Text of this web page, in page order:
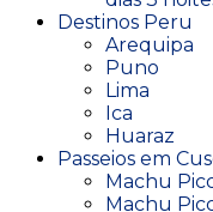
Destinos Peru
Arequipa
Puno
Lima
Ica
Huaraz
Passeios em
Machu
Machu